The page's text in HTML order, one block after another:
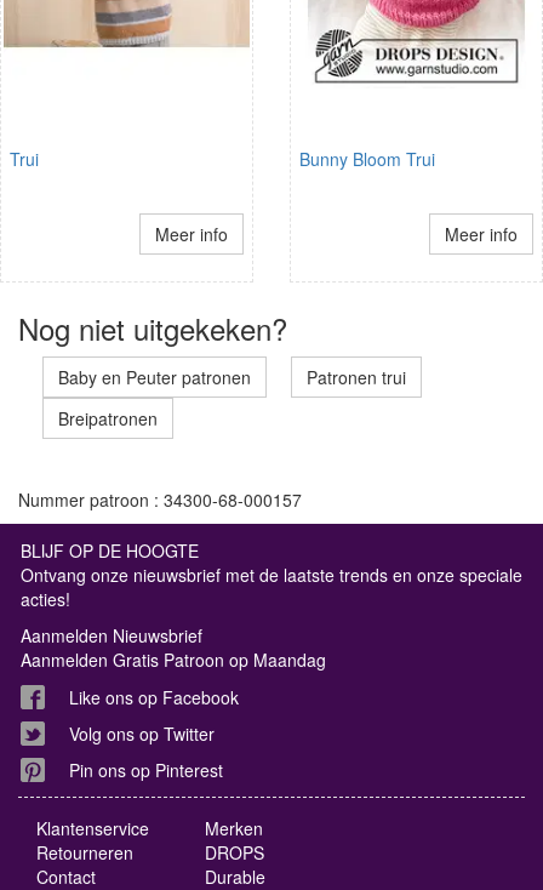
Trui
Meer info
Bunny Bloom Trui
Meer info
Nog niet uitgekeken?
Baby en Peuter patronen
Patronen trui
Breipatronen
Nummer patroon : 34300-68-000157
BLIJF OP DE HOOGTE
Ontvang onze nieuwsbrief met de laatste trends en onze speciale
acties!
Aanmelden Nieuwsbrief
Aanmelden Gratis Patroon op Maandag
Like ons op Facebook
Volg ons op Twitter
Pin ons op Pinterest
Klantenservice
Retourneren
Contact
Merken
DROPS
Durable